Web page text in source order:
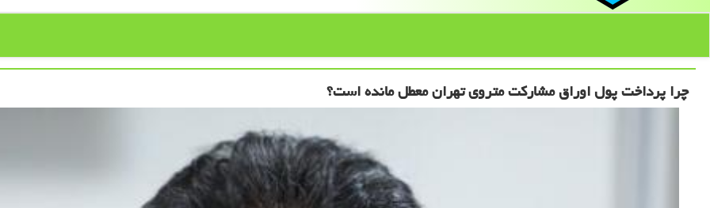
چرا پرداخت پول اوراق مشارکت متروی تهران معطل مانده است؟